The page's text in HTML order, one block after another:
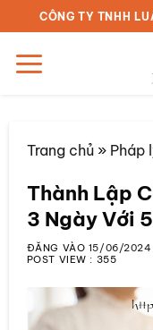
qua
nội
dung
CÔNG TY TNHH
Trang chủ» Pháp
Thành Lập
3 Ngày Với
ĐĂNG VÀO 15/06/2024
POST VIEW : 355